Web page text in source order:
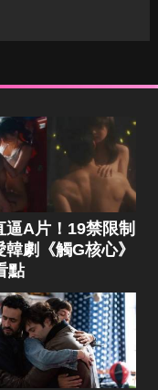
逼A片！19禁限制
韓劇《觸G核心》
點